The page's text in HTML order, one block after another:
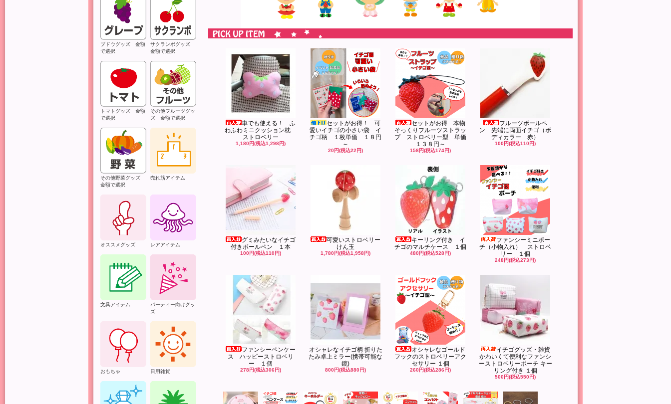
ブドウグッズ 金額
で選択
サクランボグッズ
金額で選択
トマトグッズ 金額
で選択
その他フルーツグッ
ズ 金額で選択
その他野菜グッズ
金額で選択
売れ筋アイテム
オススメグッズ レアアイテム
文具アイテム
パーティー向けグッ
ズ
おもちゃ 日用雑貨
車でも使える！ ふ
わふわミニクッション枕
ストロベリー
1,180円(税込1,298円)
セットがお得！ 可
愛いイチゴの小さい袋 イ
チゴ柄 １枚単価 １８円
～
20円(税込22円)
セットがお得 本物
そっくりフルーツストラッ
プ ストロベリー型 単価
１３８円～
158円(税込174円)
フルーツボールペ
ン 先端に両面イチゴ（ボ
ディカラー 赤）
100円(税込110円)
グミみたいなイチゴ
付きボールペン １本
100円(税込110円)
可愛いストロベリー
けん玉
1,780円(税込1,958円)
キーリング付き イ
チゴのマルチケース １個
480円(税込528円)
ファンシーミニポー
チ（小物入れ） ストロベ
リー １個
248円(税込273円)
ファンシーペンケー
ス ハッピーストロベリ
ー １個
278円(税込306円)
オシャレなイチゴ柄 折りた
たみ卓上ミラー(携帯可能な
鏡)
800円(税込880円)
オシャレなゴールド
フックのストロベリーアク
セサリー １個
260円(税込286円)
イチゴグッズ・雑貨
かわいくて便利なファンシ
ーストロベリーポーチ キー
リング付き １個
500円(税込550円)